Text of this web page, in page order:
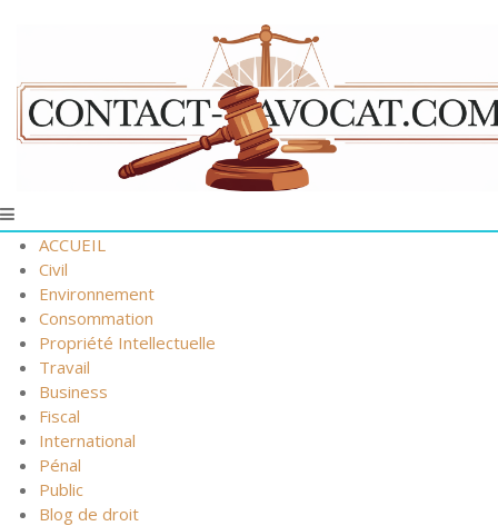
ACCUEIL
Civil
Environnement
Consommation
Propriété Intellectuelle
Travail
Business
Fiscal
International
Pénal
Public
Blog de droit